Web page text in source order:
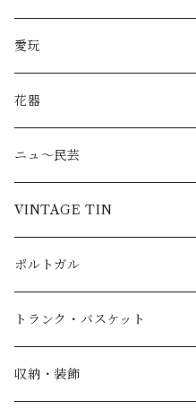
愛玩
花器
ピッチャー
ニュ〜民芸
VINTAGE TIN
ポルトガル
トランク・バスケット
収納・装飾